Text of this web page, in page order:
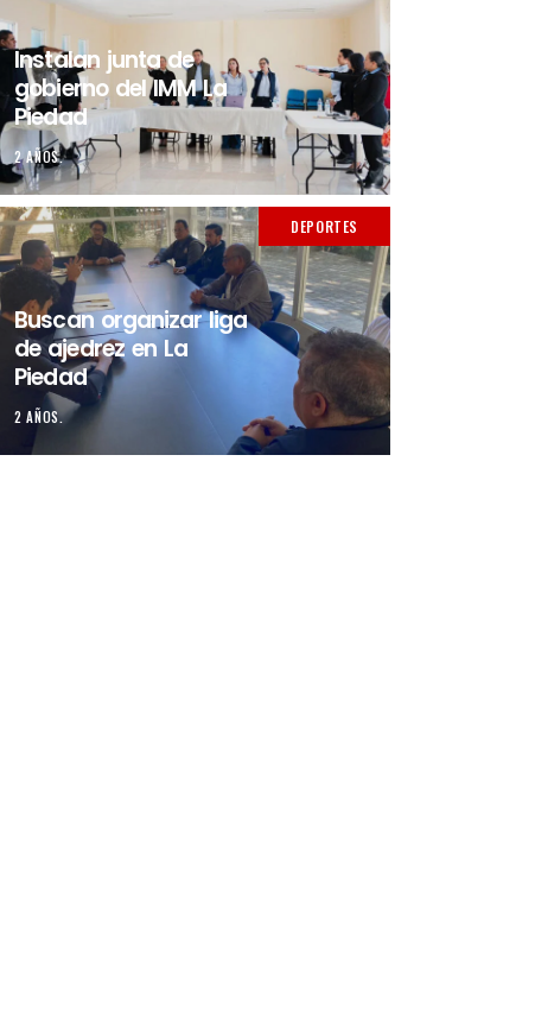
Instalan junta de
gobierno del IMM La
Piedad
2 AÑOS.
DEPORTES
Buscan organizar liga
de ajedrez en La
Piedad
2 AÑOS.